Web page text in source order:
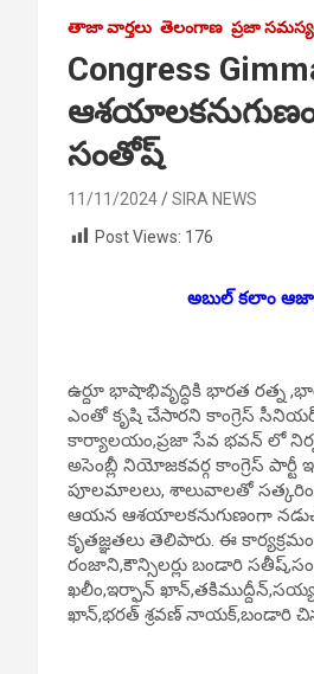
తాజా వార్తలు తెలంగాణ ప్రజా
Congress
సంతోష్
11/11/2024
SIRA NEWS
Post Views: 176
అబుల్ కలాం
ఉర్దూ భాషాభివృద్ధికి భార‌త ర‌త్న
ఎంతో కృషి చేసార‌ని కాంగ్రెస్
కార్యాలయం,ప్రజా సేవ భవన్ లో
అసెంబ్లీ నియోజకవర్గ కాంగ్రెస్ పార్టీ
పూలమాలలు, శాలువాల‌తో
ఆయ‌న ఆశ‌యాల‌క‌నుగుణంగా
కృత‌జ్ఞ‌త‌లు తెలిపారు. ఈ
రంజాని,కౌన్సిలర్లు బండారి
ఖలీం,ఇర్ఫాన్
ఖాన్,భరత్ శ్రవణ్ నాయక్,బండారి